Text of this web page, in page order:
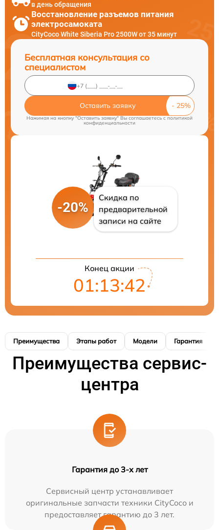
в день обращения
Восстановление разъемов питания
электросамоката
CityCoco White Siberia Pro 2500W от 35 минут
Бесплатная консультация со
специалистом
Оставить заявку
Нажимая на кнопку "Оставить заявку" Вы соглашаетесь cполитикой
конфиденциальности
-20%
Скидка по
предварительной
записи на сайте
Конец акции
01:13:41
Преимущества Этапы работ Модели Гарантия
Преимущества сервис-
центра
Гарантия до 3-х лет
Сервисный центр устанавливает
оригинальные запчасти техники CityCoco и
предоставляет гарантию до 3 лет.